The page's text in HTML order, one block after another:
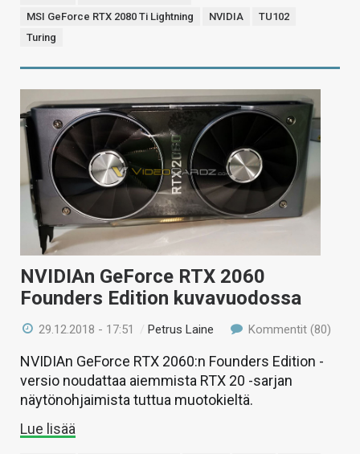
MSI GeForce RTX 2080 Ti Lightning
NVIDIA
TU102
Turing
NVIDIAn GeForce RTX 2060
Founders Edition kuvavuodossa
29.12.2018 - 17:51 /Petrus Laine Kommentit (80)
NVIDIAn GeForce RTX 2060:n Founders Edition -
versio noudattaa aiemmista RTX 20 -sarjan
näytönohjaimista tuttua muotokieltä.
Lue lisää